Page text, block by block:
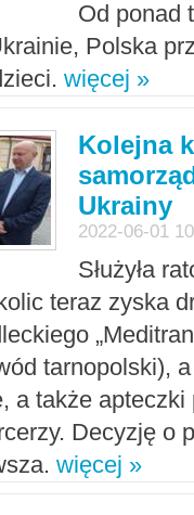
Od ponad
Polska
więcej »
Kolejna
Ukrainy
2022-06-01
Służyła
teraz zyska
tarnopolski),
a także apteczki
Decyzję o
więcej »